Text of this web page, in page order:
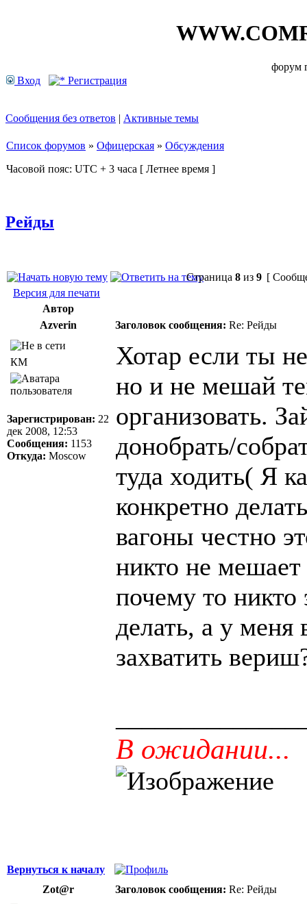
форум
Вход
Регистрация
Сообщения без ответов | Активные темы
Список форумов » Офицерская » Обсуждения
Часовой пояс: UTC + 3 часа [ Летнее время ]
Рейды
Страница 8 из 9 [
Версия для печати
Автор
Azverin
Заголовок сообщения: Re: Рейды
КМ
Зарегистрирован: 22
дек 2008, 12:53
Сообщения: 1153
Откуда: Moscow
Хотар если ты
но и не мешай
организовать.
донобрать/
туда ходить( Я
конкретно
вагоны честно
никто не
почему то никто
делать, а у меня
захватить
В ожидании...
Вернуться к началу
Zot@r
Заголовок сообщения: Re: Рейды